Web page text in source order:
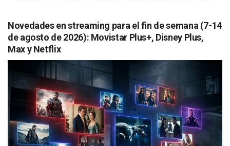
Novedades en streaming para el fin de semana (7-14
de agosto de 2026): Movistar Plus+, Disney Plus,
Max y Netflix